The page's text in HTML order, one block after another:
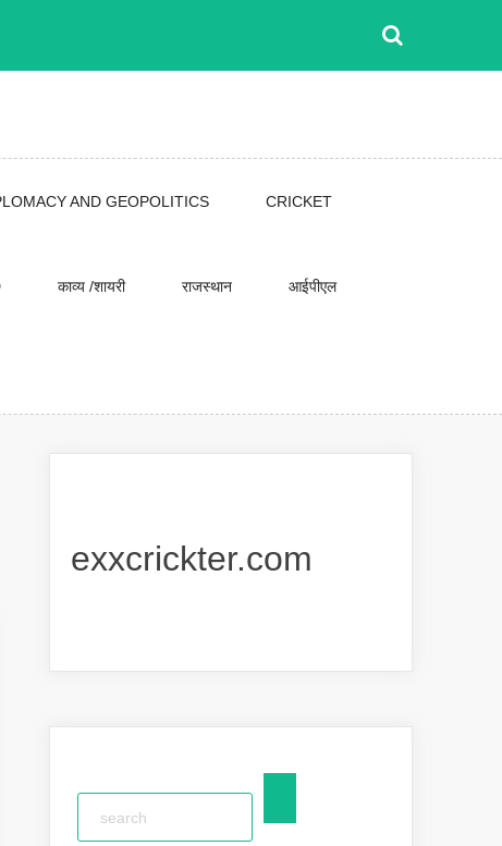
AND GEOPOLITICS CRICKET
काव्य /शायरी राजस्थान आईपीएल
exxcrickter.com